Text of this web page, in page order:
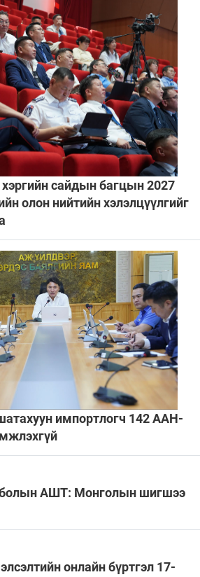
хэргийн сайдын багцын 2027
олон нийтийн хэлэлцүүлгийг
импортлогч 142 ААН-
АШТ: Монголын шигшээ
онлайн бүртгэл 17-